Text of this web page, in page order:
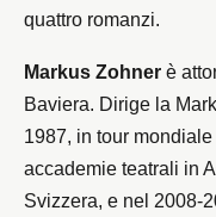
quattro romanzi.
Markus Zohner è
Baviera. Dirige la
1987, in tour
accademie teatrali in
Svizzera, e nel 2008-